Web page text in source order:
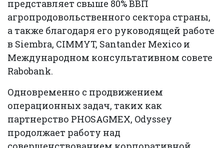
представляет свыше 80% ВВП
агропродовольственного сектора страны,
а также благодаря его руководящей работе
в Siembra, CIMMYT, Santander Mexico и
Международном консультативном совете
Rabobank.
Одновременно с продвижением
операционных задач, таких как
партнерство PHOSAGMEX, Odyssey
продолжает работу над